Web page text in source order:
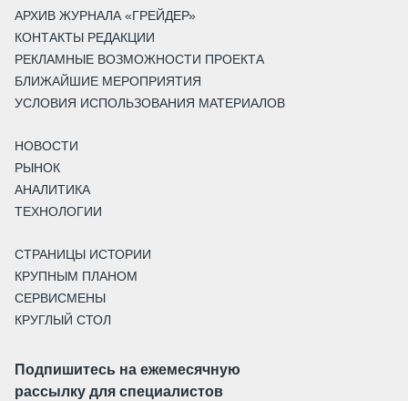
АРХИВ ЖУРНАЛА «ГРЕЙДЕР»
КОНТАКТЫ РЕДАКЦИИ
РЕКЛАМНЫЕ ВОЗМОЖНОСТИ ПРОЕКТА
БЛИЖАЙШИЕ МЕРОПРИЯТИЯ
УСЛОВИЯ ИСПОЛЬЗОВАНИЯ МАТЕРИАЛОВ
НОВОСТИ
РЫНОК
АНАЛИТИКА
ТЕХНОЛОГИИ
СТРАНИЦЫ ИСТОРИИ
КРУПНЫМ ПЛАНОМ
СЕРВИСМЕНЫ
КРУГЛЫЙ СТОЛ
Подпишитесь на ежемесячную
рассылку для специалистов